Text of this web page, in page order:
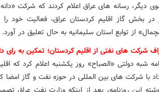
دیگر، رسانه های عراق اعلام کردند که شرکت
در بخش گاز اقلیم کردستان عراق، فعالیت خود
از توابع استان سلیمانیه به حال تعلیق در آورد.
شرکت های نفتی از اقلیم کردستان؛ تمکین به رای
با شرکت های بین المللی در حوزه نفت و گاز امضا
این روزنامه، بعد از اینکه وزارت نفت عراق